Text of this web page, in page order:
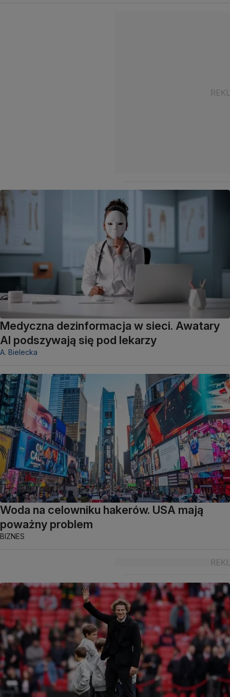
Medyczna dezinformacja w sieci. Awatary
AI podszywają się pod lekarzy
A. Bielecka
Woda na celowniku hakerów. USA mają
poważny problem
BIZNES